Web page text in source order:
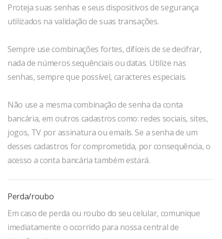
Proteja suas senhas e seus dispositivos de segurança
utilizados na validação de suas transações.
Sempre use combinações fortes, difíceis de se decifrar,
nada de números sequênciais ou datas. Utilize nas
senhas, sempre que possível, caracteres especiais.
Não use a mesma combinação de senha da conta
bancária, em outros cadastros como: redes sociais, sites,
jogos, TV por assinatura ou emails. Se a senha de um
desses cadastros for comprometida, por consequência, o
acesso a conta bancária também estará.
Perda/roubo
Em caso de perda ou roubo do seu celular, comunique
imediatamente o ocorrido para nossa central de